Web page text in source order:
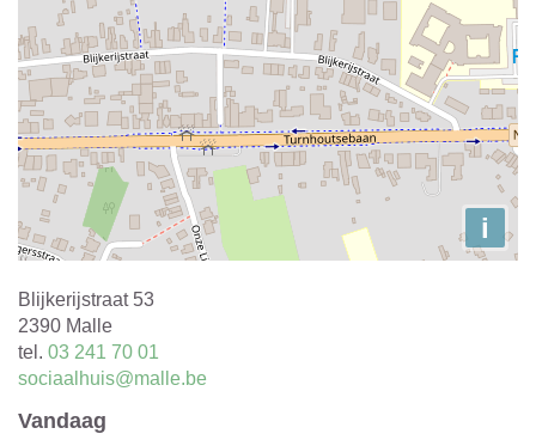
i
Adres
Blijkerijstraat 53
,
2390 Malle
tel. 03 241 70 01
E-
sociaalhuis@malle.be
Vandaag